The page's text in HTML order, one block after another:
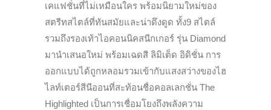
เคแฟชั่นที่ไม่เหมือนใคร พร้อมนิยามใหม่ของ
สตรีทสไตล์ที่ทันสมัยและน่าดึงดูด ทั้ง9 สไตล์
รวมถึงรองเท้าไอคอนนิคสนีกเกอร์ รุ่น Diamond
มานำเสนอใหม่ พร้อมเฉดสี ลิมิเต็ด อิดิชั่น การ
ออกแบบได้ถูกหลอมรวมเข้ากับแสงสว่างของไฮ
ไลท์เตอร์สีนีออนที่สะท้อนชื่อคอลเลกชั่น The
Highlighted เป็นการเชื่อมโยงถึงพลังความ